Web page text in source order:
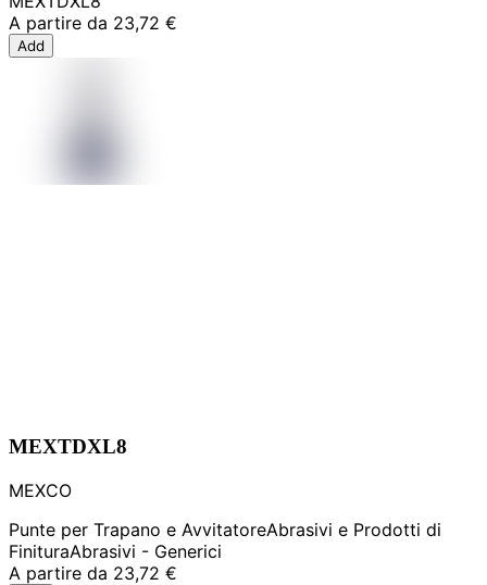
A partire da 23,72 €
Add
MEXTDXL8
MEXCO
Punte per Trapano e AvvitatoreAbrasivi e Prodotti di
FinituraAbrasivi - Generici
A partire da 23,72 €